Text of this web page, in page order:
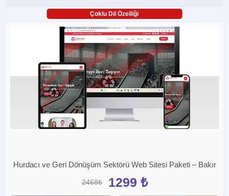
Çoklu Dil Özelliği
Hurdacı ve Geri Dönüşüm Sektörü Web Sitesi Paketi – Bakır
2468₺ 1299 ₺